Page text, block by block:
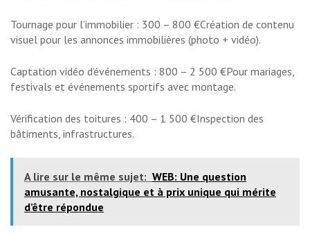
Tournage pour l’immobilier : 300 – 800 €Création de contenu
visuel pour les annonces immobilières (photo + vidéo).
Captation vidéo d’événements : 800 – 2 500 €Pour mariages,
festivals et événements sportifs avec montage.
Vérification des toitures : 400 – 1 500 €Inspection des
bâtiments, infrastructures.
A lire sur le même sujet: WEB: Une question
amusante, nostalgique et à prix unique qui mérite
d’être répondue